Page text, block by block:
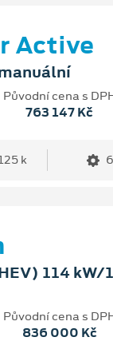
Active
Původní cena s
763 147 Kč
k
114 kW/
Původní cena s
836 000 Kč